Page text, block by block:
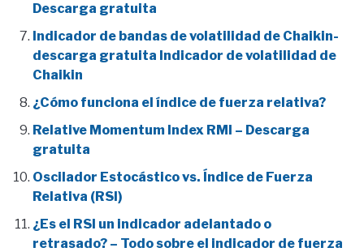
Descarga gratuita
Indicador de bandas de volatilidad de Chaikin-
descarga gratuita Indicador de volatilidad de
Chaikin
¿Cómo funciona el índice de fuerza relativa?
Relative Momentum Index RMI – Descarga
gratuita
Oscilador Estocástico vs. Índice de Fuerza
Relativa (RSI)
¿Es el RSI un indicador adelantado o
retrasado? – Todo sobre el indicador de fuerza